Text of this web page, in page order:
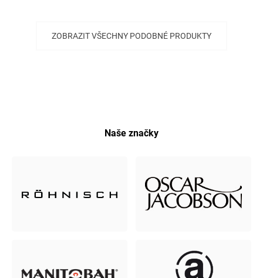
ZOBRAZIT VŠECHNY PODOBNÉ PRODUKTY
Naše značky